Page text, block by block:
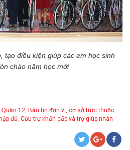
tạo điều kiện giúp các em học sinh
chào năm học mới
Quận 12, Bản tin đơn vị, cơ sở trực thuộc,
đỏ, Cứu trợ khẩn cấp và trợ giúp nhân